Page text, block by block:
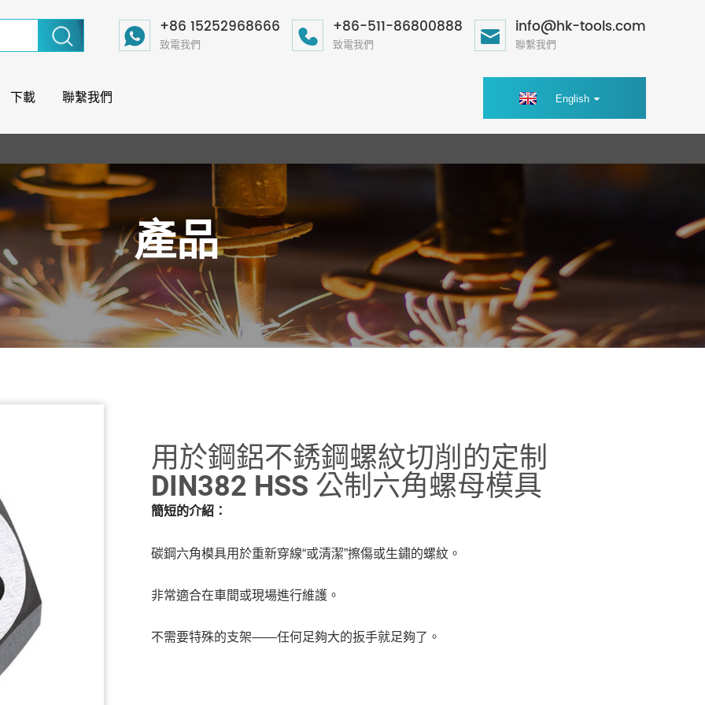
+86 15252968666
致電我們
+86-511-86800888
致電我們
info@hk-tools.com
聯繫我們
下載 聯繫我們 English
產品
用於鋼鋁不銹鋼螺紋切削的定制
DIN382 HSS 公制六角螺母模具
簡短的介紹：
碳鋼六角模具用於重新穿線“或清潔”擦傷或生鏽的螺紋。
非常適合在車間或現場進行維護。
不需要特殊的支架——任何足夠大的扳手就足夠了。